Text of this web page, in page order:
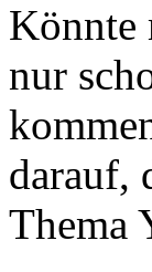
Könnte
nur
darauf,
Thema